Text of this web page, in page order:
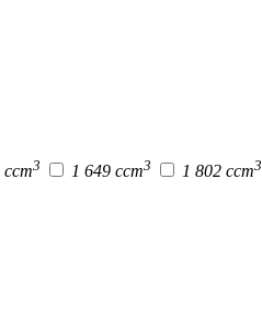
ccm3 1 649 ccm3 1 802 ccm3